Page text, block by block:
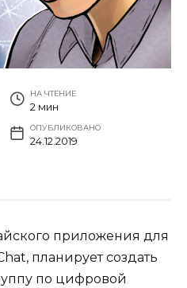
НА ЧТЕНИЕ
2 мин
ОПУБЛИКОВАНО
24.12.2019
приложения для
планирует создать
по цифровой